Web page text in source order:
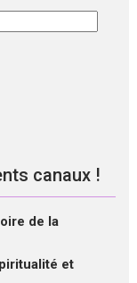
canaux !
de la
et